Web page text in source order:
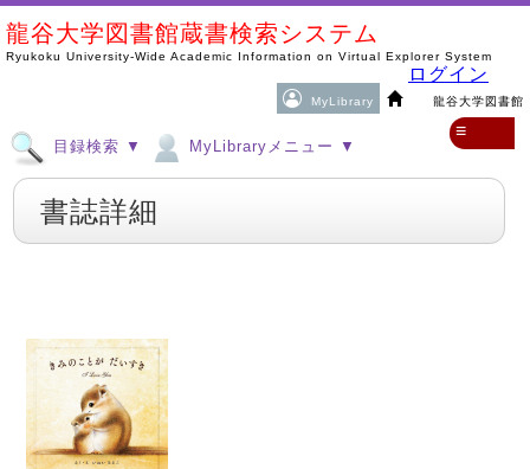
龍谷大学図書館蔵書検索システム
Ryukoku University-Wide Academic Information on Virtual Explorer System
MyLibrary 龍谷大学図書館
ログイン
目録検索 ▼ MyLibraryメニュー ▼
≡
書誌詳細